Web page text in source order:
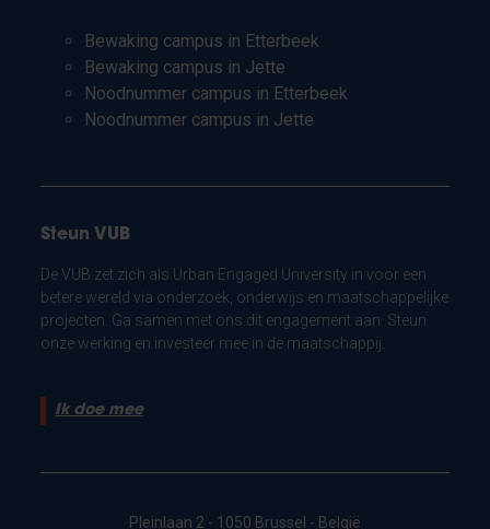
Bewaking campus in Etterbeek
Bewaking campus in Jette
Noodnummer campus in Etterbeek
Noodnummer campus in Jette
Steun VUB
De VUB zet zich als Urban Engaged University in voor een
betere wereld via onderzoek, onderwijs en maatschappelijke
projecten. Ga samen met ons dit engagement aan. Steun
onze werking en investeer mee in de maatschappij.
Ik doe mee
Pleinlaan 2 - 1050 Brussel - België